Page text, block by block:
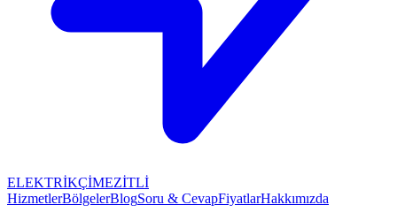
ELEKTRİKÇİMEZİTLİ
HizmetlerBölgelerBlogSoru & CevapFiyatlarHakkımızda